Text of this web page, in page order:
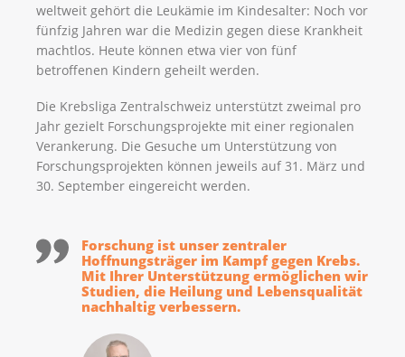
weltweit gehört die Leukämie im Kindesalter: Noch vor
fünfzig Jahren war die Medizin gegen diese Krankheit
machtlos. Heute können etwa vier von fünf
betroffenen Kindern geheilt werden.
Die Krebsliga Zentralschweiz unterstützt zweimal pro
Jahr gezielt Forschungsprojekte mit einer regionalen
Verankerung. Die Gesuche um Unterstützung von
Forschungsprojekten können jeweils auf 31. März und
30. September eingereicht werden.
Forschung ist unser zentraler
Hoffnungsträger im Kampf gegen Krebs.
Mit Ihrer Unterstützung ermöglichen wir
Studien, die Heilung und Lebensqualität
nachhaltig verbessern.